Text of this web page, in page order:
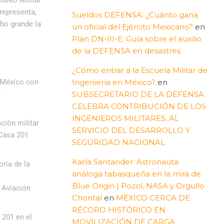
grande la
con
militar
201
de la
en el
Sueldos DEFENSA: ¿Cuánto gana
un oficial del Ejército Mexicano? en
Plan DN-III-E: Guía sobre el auxilio
de la DEFENSA en desastres
¿Cómo entrar a la Escuela Militar de
Ingeniería en México? en
SUBSECRETARIO DE LA DEFENSA
CELEBRA CONTRIBUCIÓN DE LOS
INGENIEROS MILITARES, AL
SERVICIO DEL DESARROLLO Y
SEGURIDAD NACIONAL
Karla Santander: Astronauta
análoga tabasqueña en la mira de
Blue Origin | Pozol, NASA y Orgullo
Chontal en MÉXICO CERCA DE
RÉCORD HISTÓRICO EN
MOVILIZACIÓN DE CARGA